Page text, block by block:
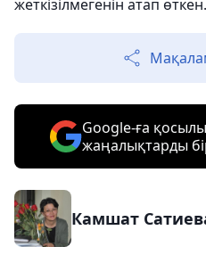
жеткізілмегенін атап өткен.
Google-ға
жаңалықтарды
Камшат